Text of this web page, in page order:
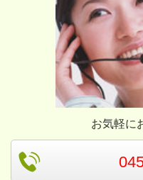
お気軽に